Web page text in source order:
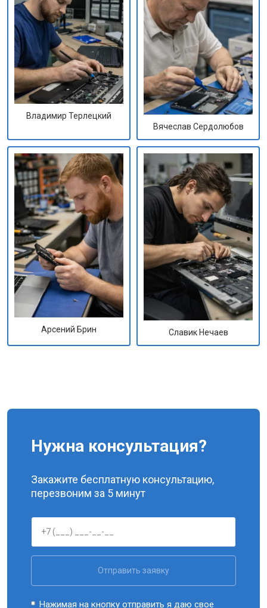
Владимир Терлецкий
Вячеслав Сердолюбов
Арсений Брин Славик Нечаев
Нужна консультация?
Закажите бесплатную консультацию,
перезвоним за 5 минут
Отправить заявку
Нажимая на кнопку отправить я даю свое